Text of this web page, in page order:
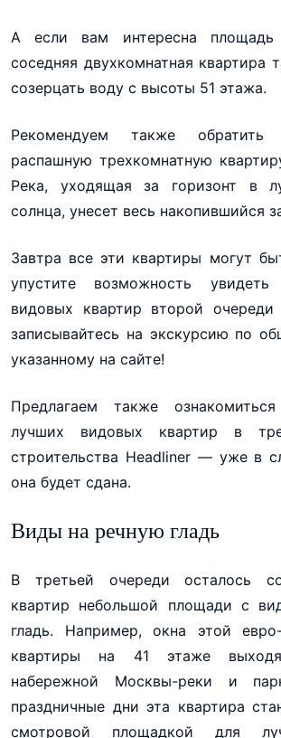
А если вам интересна
соседняя двухкомнатная квартира
созерцать воду с высоты 51 этажа.
Рекомендуем также
распашную трехкомнатную
Река, уходящая за горизонт в
солнца, унесет весь накопившийся
Завтра все эти квартиры могут
упустите возможность
видовых квартир второй
записывайтесь на экскурсию по
указанному на сайте!
Предлагаем также
лучших видовых квартир в
строительства Headliner — уже в
она будет сдана.
Виды на речную гладь
В третьей очереди осталось
квартир небольшой площади с
гладь. Например, окна этой евро-
квартиры на 41 этаже
набережной Москвы-реки и
праздничные дни эта квартира
смотровой площадкой для